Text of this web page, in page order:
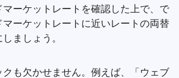
マーケットレートを確認した上で、で
マーケットレートに近いレートの両替
ましょう。
も欠かせません。例えば、「ウェブ